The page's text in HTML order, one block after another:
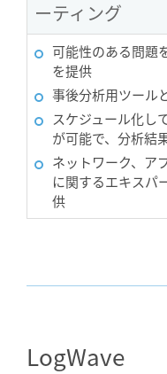
ーティング
可能性のある問題
を提供
事後分析用ツール
スケジュール化し
が可能で、分析結
ネットワーク、ア
に関するエキスパ
供
LogWave